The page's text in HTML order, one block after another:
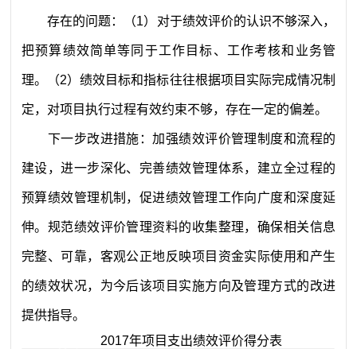
存在的问题 ： （1） 对于绩效评价的认识不够深入，
把预算绩效简单等同于工作目标、工作考核和业务管
理。 （2）绩效目标和指标往往根据项目实际完成情况制
定，对项目执行过程有效约束不够，存在一定的偏差。
下一步改进措施：加强绩效评价管理制度和流程的
建设，进一步深化、完善绩效管理体系，建立全过程的
预算绩效管理机制，促进绩效管理工作向广度和深度延
伸。 规范绩效评价管理资料的收集整理，确保相关信息
完整、可靠，客观公正地反映项目资金实际使用和产生
的绩效状况，为今后该项目实施方向及管理方式的改进
提供指导。
2017年项目支出绩效评价得分表